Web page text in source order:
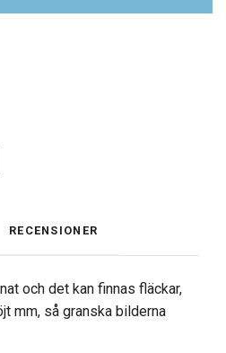
RECENSIONER
och det kan finnas fläckar,
mm, så granska bilderna